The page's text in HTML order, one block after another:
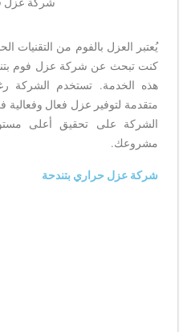
شركة عزل
يُعتبر العزل بالفوم من التقنيات
كنت تبحث عن شركة عزل فوم
هذه الخدمة. تستخدم الشركة
متقدمة لتوفير عزل فعال
الشركة على تحقيق أعلى
مشروعك.
شركة عزل حراري بتندحة